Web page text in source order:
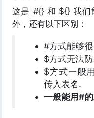
这是 #{} 和 ${} 我们
外，还有以下区别：
#方式能够很
$方式无法防
$方式一般
传入表名.
一般能用#